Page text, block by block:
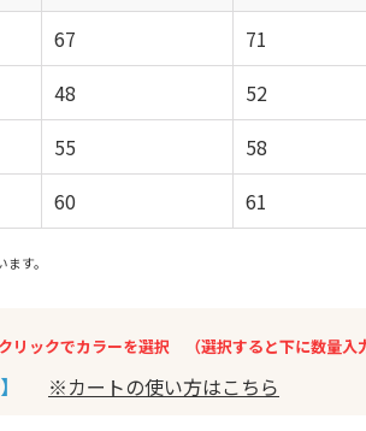
67 71
48 52
55 58
60 61
す。
リックでカラーを選択 （選択すると下に数量入
※カートの使い方はこちら